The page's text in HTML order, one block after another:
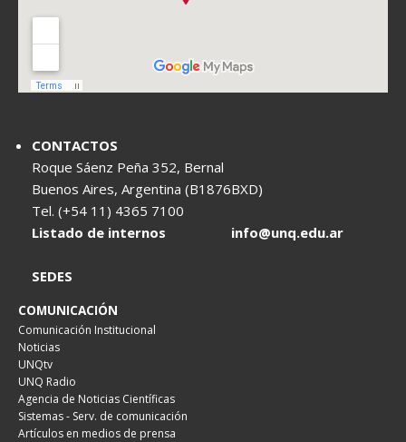
CONTACTOS
Roque Sáenz Peña 352, Bernal
Buenos Aires, Argentina (B1876BXD)
Tel. (+54 11) 4365 7100
Listado de internos
info@unq.edu.ar
SEDES
COMUNICACIÓN
Comunicación Institucional
Noticias
UNQtv
UNQ Radio
Agencia de Noticias Científicas
Sistemas - Serv. de comunicación
Artículos en medios de prensa